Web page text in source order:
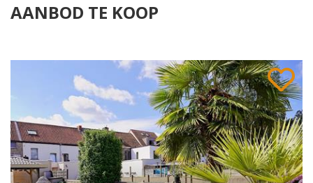
AANBOD TE KOOP